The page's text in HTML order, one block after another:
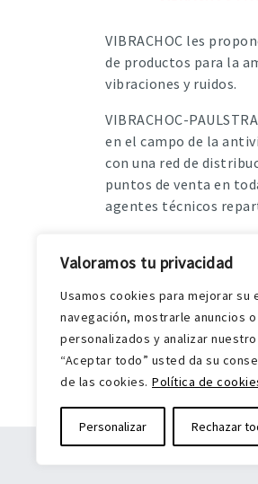
Valoramos tu privacidad
Usamos cookies para mejorar su
navegación, mostrarle anuncios
personalizados y analizar
“Aceptar todo” usted da su
de las cookies. Política de
Personalizar Rechazar
VIBRACHOC les
de productos para la
vibraciones y ruidos.
VIBRACHOC-
en el campo de la
con una red de
puntos de venta en
agentes técnicos